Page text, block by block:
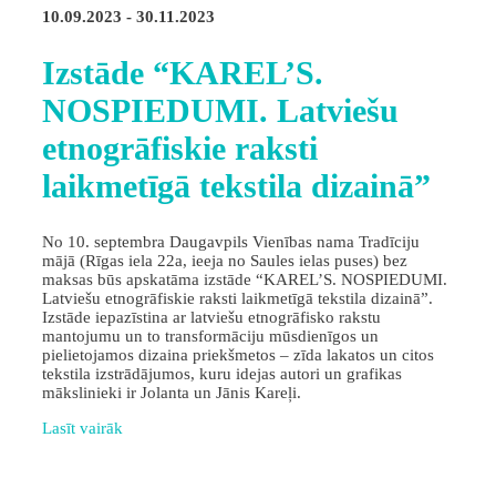
10.09.2023 - 30.11.2023
Izstāde “KAREL’S.
NOSPIEDUMI. Latviešu
etnogrāfiskie raksti
laikmetīgā tekstila dizainā”
No 10. septembra Daugavpils Vienības nama Tradīciju
mājā (Rīgas iela 22a, ieeja no Saules ielas puses) bez
maksas būs apskatāma izstāde “KAREL’S. NOSPIEDUMI.
Latviešu etnogrāfiskie raksti laikmetīgā tekstila dizainā”.
Izstāde iepazīstina ar latviešu etnogrāfisko rakstu
mantojumu un to transformāciju mūsdienīgos un
pielietojamos dizaina priekšmetos – zīda lakatos un citos
tekstila izstrādājumos, kuru idejas autori un grafikas
mākslinieki ir Jolanta un Jānis Kareļi.
Lasīt vairāk